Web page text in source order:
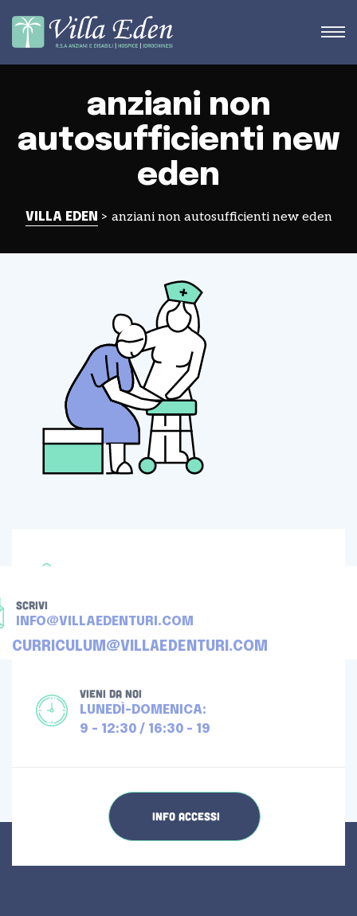
anziani non
autosufficienti new
eden
VILLA EDEN > anziani non autosufficienti new eden
SCRIVI
INFO@VILLAEDENTURI.COM
CURRICULUM@VILLAEDENTURI.COM
VIENI DA NOI
LUNEDÌ-DOMENICA:
9 - 12:30 / 16:30 - 19
INFO ACCESSI